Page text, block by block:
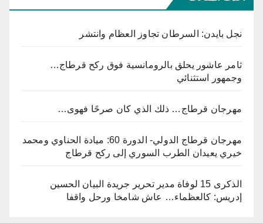
نجل بايدن: السرطان تجاوز العظام وانتشر
ثامر عاشور يحلق بالرومانسية فوق ركح قرطاج…
وجمهور استثنائي
مهرجان قرطاج… ذلك الذي كان صرحًا فهوى…
مهرجان قرطاج الدولي- الدورة 60: ميادة الحناوي ومحمد
خيري يعيدان الطرب السوري إلى ركح قرطاج
الذكرى 15 لوفاة مدير تحرير جريدة البيان الحسين
إدريس: كالعظماء… عاش شامخا ورحل واقفا